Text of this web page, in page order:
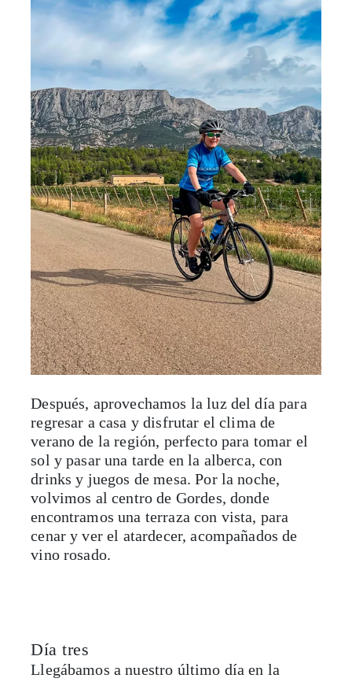
Después, aprovechamos la luz del día para
regresar a casa y disfrutar el clima de
verano de la región, perfecto para tomar el
sol y pasar una tarde en la alberca, con
drinks y juegos de mesa. Por la noche,
volvimos al centro de Gordes, donde
encontramos una terraza con vista, para
cenar y ver el atardecer, acompañados de
vino rosado.
Día tres
Llegábamos a nuestro último día en la